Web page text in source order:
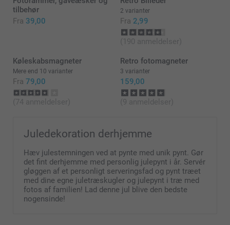
hånden og ikke kun digitalt i telefonen eller
computeren :)
Tak fordi du valgte at bestille hos os.
Zeinab/Smartphoto
tilbehør
Fra 39,00
2 varianter
Fra 2,99
(190 anmeldelser)
Køleskabsmagneter
Mere end 10 varianter
Fra 79,00
(74 anmeldelser)
Retro fotomagneter
3 varianter
159,00
(9 anmeldelser)
Juledekoration derhjemme
Hæv julestemningen ved at pynte med unik pynt. Gør
det fint derhjemme med personlig julepynt i år. Servér
gløggen af et personligt serveringsfad og pynt træet
med dine egne juletræskugler og julepynt i træ med
fotos af familien! Lad denne jul blive den bedste
nogensinde!